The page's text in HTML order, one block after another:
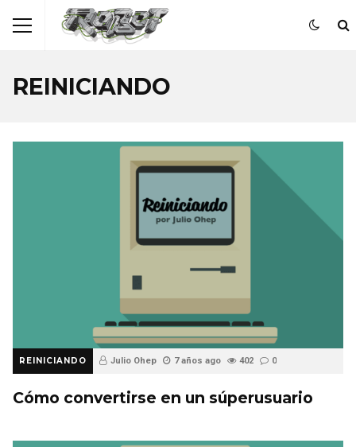
REINICIANDO
REINICIANDO Julio Ohep 7 años ago 402 0
Cómo convertirse en un súperusuario